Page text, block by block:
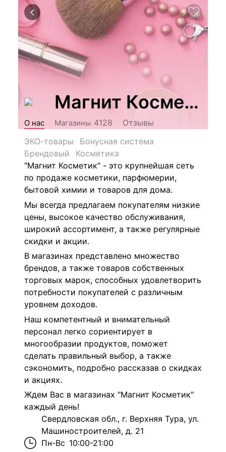
Магнит Косметик
О нас Магазины 4128
Отзывы
ЭКО-товары
Бонусная система
Брендовый
Косметика
"Магнит Косметик" - это крупнейшая сеть
по продаже косметики, парфюмерии,
бытовой химии и товаров для дома.
Мы всегда предлагаем покупателям низкие
цены, высокое качество обслуживания,
широкий ассортимент, а также регулярные
скидки и акции.
В магазинах представлено множество
брендов, а также товаров собственных
торговых марок, способных удовлетворить
потребности покупателей с различным
уровнем доходов.
Наш компетентный и внимательный
персонал легко сориентирует в
многообразии продуктов, поможет
сделать правильный выбор, а также
сэкономить, подробно рассказав о скидках
и акциях.
Ждем Вас в магазинах "Магнит Косметик"
каждый день!
Свердловская обл., г. Верхняя Тура, ул.
Машиностроителей, д. 21
Пн-Вс 10:00-21:00